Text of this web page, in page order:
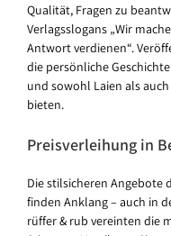
Qualität, Fragen zu
Verlagsslogans „Wir
Antwort verdienen“.
die persönliche
und sowohl Laien als
bieten.
Preisverleihung in
Die stilsicheren
finden Anklang – auch in
rüffer & rub vereinten die